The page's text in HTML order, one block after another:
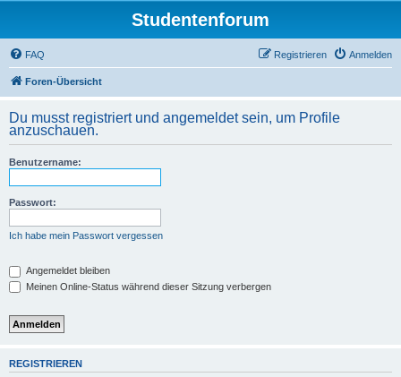
Studentenforum
FAQ Anmelden
Registrieren
Foren-Übersicht
Du musst registriert und angemeldet sein, um Profile
anzuschauen.
Benutzername:
Passwort:
Ich habe mein Passwort vergessen
Angemeldet bleiben
Meinen Online-Status während dieser Sitzung verbergen
REGISTRIEREN